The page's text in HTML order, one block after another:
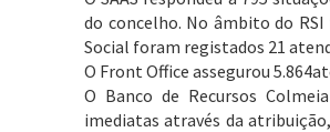
do concelho. No âmbito do
Social foram registados 21
O Front Office assegurou
O Banco de Recursos
imediatas através da